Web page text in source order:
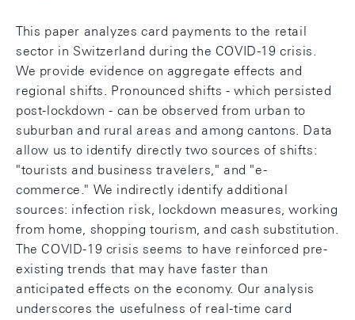
This paper analyzes card payments to the retail
sector in Switzerland during the COVID-19 crisis.
We provide evidence on aggregate effects and
regional shifts. Pronounced shifts - which persisted
post-lockdown - can be observed from urban to
suburban and rural areas and among cantons. Data
allow us to identify directly two sources of shifts:
"tourists and business travelers," and "e-
commerce." We indirectly identify additional
sources: infection risk, lockdown measures, working
from home, shopping tourism, and cash substitution.
The COVID-19 crisis seems to have reinforced pre-
existing trends that may have faster than
anticipated effects on the economy. Our analysis
underscores the usefulness of real-time card